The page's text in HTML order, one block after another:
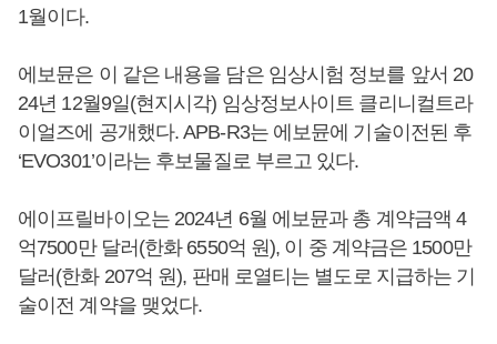
1월이다.
에보뮨은 이 같은 내용을 담은 임상시험 정보를 앞서 20
24년 12월9일(현지시각) 임상정보사이트 클리니컬트라
이얼즈에 공개했다. APB-R3는 에보뮨에 기술이전된 후
‘EVO301’이라는 후보물질로 부르고 있다.
에이프릴바이오는 2024년 6월 에보뮨과 총 계약금액 4
억7500만 달러(한화 6550억 원), 이 중 계약금은 1500만
달러(한화 207억 원), 판매 로열티는 별도로 지급하는 기
술이전 계약을 맺었다.